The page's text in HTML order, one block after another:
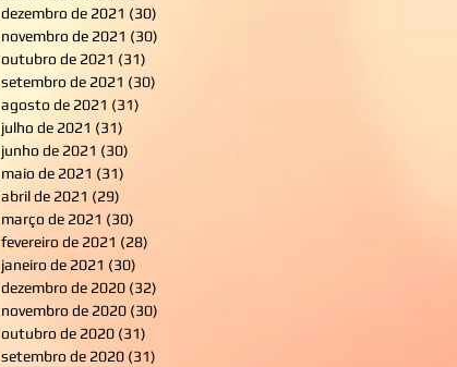
dezembro de 2021 (30)
novembro de 2021 (30)
outubro de 2021 (31)
setembro de 2021 (30)
agosto de 2021 (31)
julho de 2021 (31)
junho de 2021 (30)
maio de 2021 (31)
abril de 2021 (29)
março de 2021 (30)
fevereiro de 2021 (28)
janeiro de 2021 (30)
dezembro de 2020 (32)
novembro de 2020 (30)
outubro de 2020 (31)
setembro de 2020 (31)